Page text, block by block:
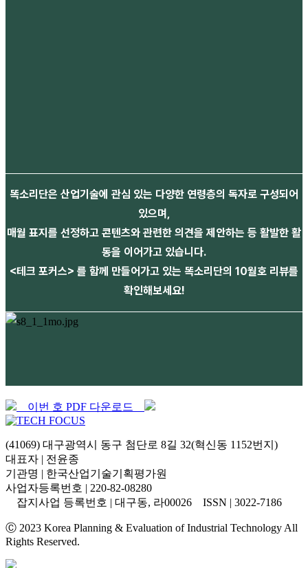
똑소리단은 산업기술에 관심 있는 다양한 연령층의 독자로 구성되어
있으며,
매월 표지를 선정하고 콘텐츠와 관련한 의견을 제안하는 등 활발한 활
동을 이어가고 있습니다.
<테크 포커스> 를 함께 만들어가고 있는 똑소리단의 10월호 리뷰를
확인해보세요!
이번 호 PDF 다운로드
(41069) 대구광역시 동구 첨단로 8길 32(혁신동 1152번지)
대표자 | 전윤종
기관명 | 한국산업기술기획평가원
사업자등록번호 | 220-82-08280
잡지사업 등록번호 | 대구동, 라00026 ISSN | 3022-7186
Ⓒ 2023 Korea Planning & Evaluation of Industrial Technology All
Rights Reserved.